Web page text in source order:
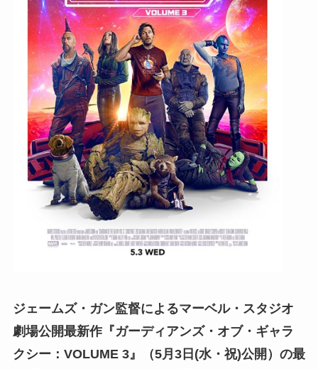
ジェームズ・ガン監督によるマーベル・スタジオ
劇場公開最新作『ガーディアンズ・オブ・ギャラ
クシー：VOLUME 3』（5月3日(水・祝)公開）の最